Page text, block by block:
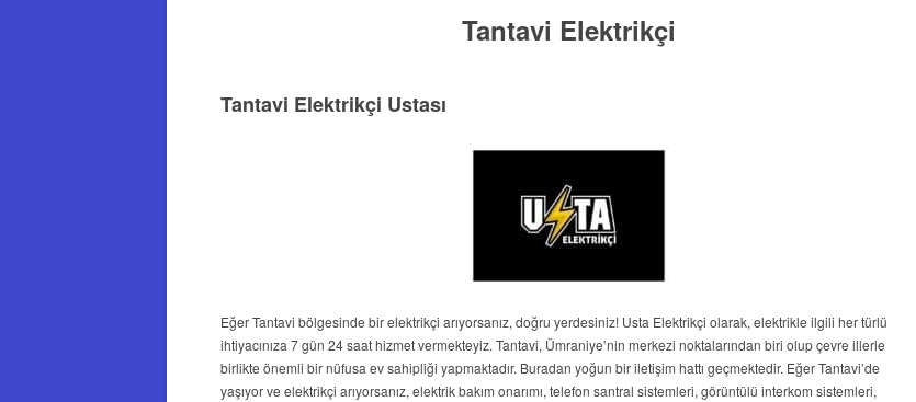
Tantavi Elektrikçi
Tantavi Elektrikçi Ustası
Eğer Tantavi bölgesinde bir elektrikçi arıyorsanız, doğru yerdesiniz! Usta Elektrikçi olarak, elektrikle ilgili her türlü
ihtiyacınıza 7 gün 24 saat hizmet vermekteyiz. Tantavi, Ümraniye’nin merkezi noktalarından biri olup çevre illerle
birlikte önemli bir nüfusa ev sahipliği yapmaktadır. Buradan yoğun bir iletişim hattı geçmektedir. Eğer Tantavi’de
yaşıyor ve elektrikçi arıyorsanız, elektrik bakım onarımı, telefon santral sistemleri, görüntülü interkom sistemleri,